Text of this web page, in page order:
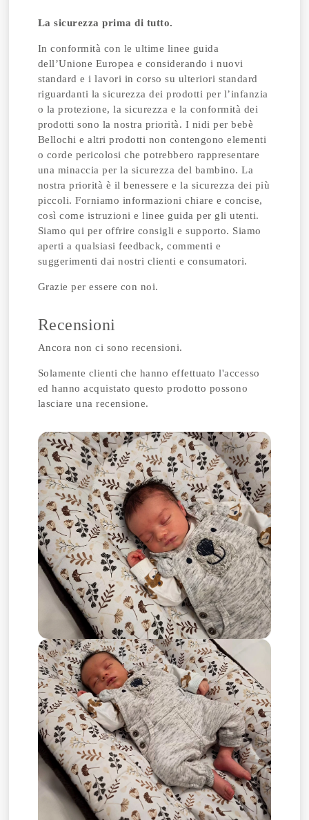
La sicurezza prima di tutto.
In conformità con le ultime linee guida
dell’Unione Europea e considerando i nuovi
standard e i lavori in corso su ulteriori standard
riguardanti la sicurezza dei prodotti per l’infanzia
o la protezione, la sicurezza e la conformità dei
prodotti sono la nostra priorità. I nidi per bebè
Bellochi e altri prodotti non contengono elementi
o corde pericolosi che potrebbero rappresentare
una minaccia per la sicurezza del bambino. La
nostra priorità è il benessere e la sicurezza dei più
piccoli. Forniamo informazioni chiare e concise,
così come istruzioni e linee guida per gli utenti.
Siamo qui per offrire consigli e supporto. Siamo
aperti a qualsiasi feedback, commenti e
suggerimenti dai nostri clienti e consumatori.
Grazie per essere con noi.
Recensioni
Ancora non ci sono recensioni.
Solamente clienti che hanno effettuato l'accesso
ed hanno acquistato questo prodotto possono
lasciare una recensione.